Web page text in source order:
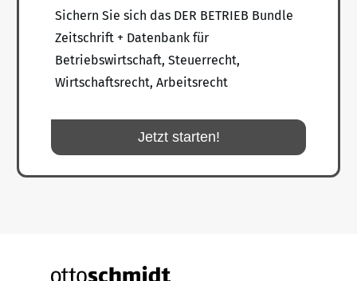
Sichern Sie sich das DER BETRIEB Bundle
Zeitschrift + Datenbank für
Betriebswirtschaft, Steuerrecht,
Wirtschaftsrecht, Arbeitsrecht
Jetzt starten!